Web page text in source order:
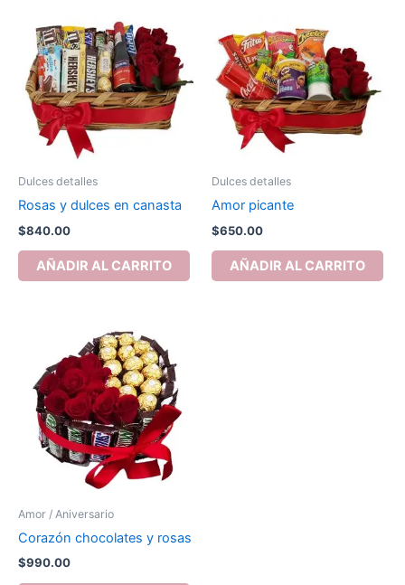
Dulces detalles
Rosas y dulces en canasta
$840.00
AÑADIR AL CARRITO
Dulces detalles
Amor picante
$650.00
AÑADIR AL CARRITO
Amor / Aniversario
Corazón chocolates y rosas
$990.00